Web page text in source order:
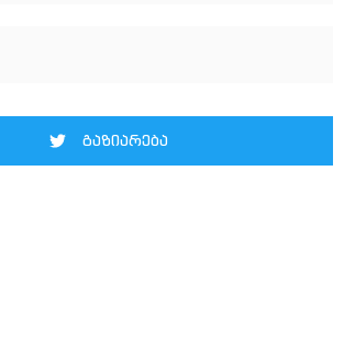
გაზიარება